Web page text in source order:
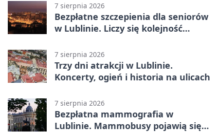
7 sierpnia 2026
Bezpłatne szczepienia dla seniorów
w Lublinie. Liczy się kolejność
7 sierpnia 2026
Trzy dni atrakcji w Lublinie.
Koncerty, ogień i historia na ulicach
7 sierpnia 2026
Bezpłatna mammografia w
Lublinie. Mammobusy pojawią się